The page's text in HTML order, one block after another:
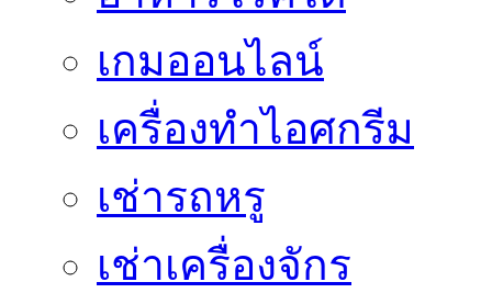
เกมออนไลน์
เครื่องทำไอศกรีม
เช่ารถหรู
เช่าเครื่องจักร